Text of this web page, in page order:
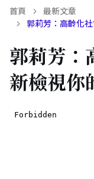
首頁
最新文章
郭莉芳：高齡化
郭莉芳：
新檢視你